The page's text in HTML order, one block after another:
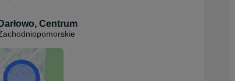
Darłowo, Centrum